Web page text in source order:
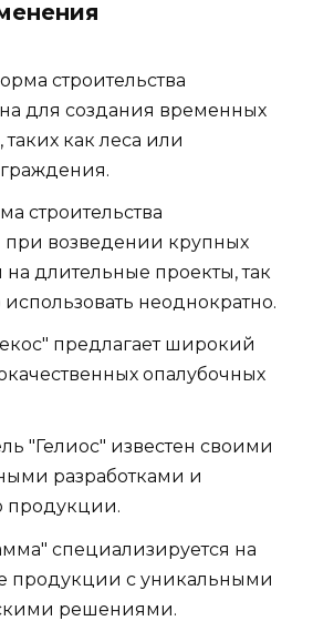
строительства
для создания временных
как леса или
строительства
при возведении крупных
на длительные проекты, так
неоднократно.
предлагает широкий
опалубочных
"Гелиос" известен своими
разработками и
продукции.
специализируется на
продукции с уникальными
решениями.